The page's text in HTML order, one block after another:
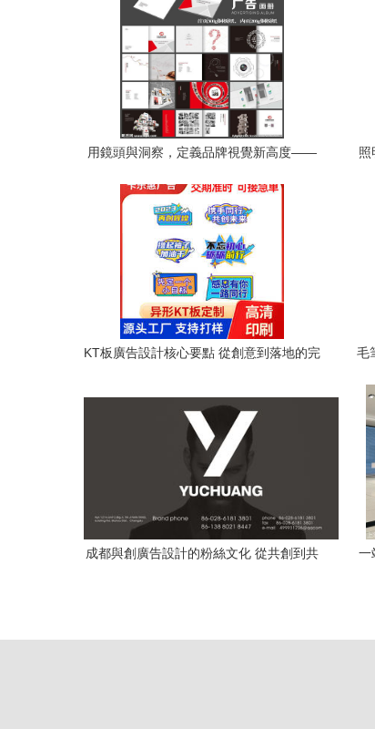
用鏡頭與洞察，定義品牌視覺新高度——
照
KT板廣告設計核心要點 從創意到落地的完
毛
成都與創廣告設計的粉絲文化 從共創到共
一